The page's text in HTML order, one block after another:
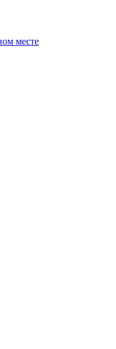
месте